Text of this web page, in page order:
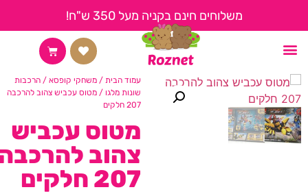
משלוחים חינם בקניה מעל 350 ש"ח!
עמוד הבית /משחקי קופסא /הרכבות
שונות מלגו / מטוס עכביש צהוב להרכבה
207 חלקים
מטוס עכביש
צהוב
207 חלקים